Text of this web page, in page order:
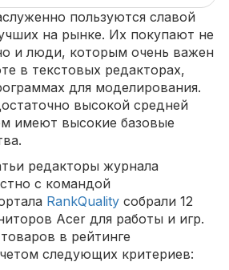
пользуются славой
на рынке. Их покупают не
и люди, которым очень важен
в текстовых редакторах,
для моделирования.
высокой средней
имеют высокие базовые
редакторы журнала
с командой
RankQuality собрали 12
Acer для работы и игр.
в рейтинге
следующих критериев: